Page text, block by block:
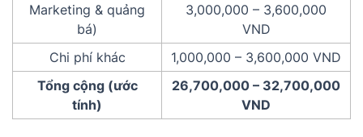
Marketing & quảng
bá)
3,000,000 – 3,600,000
VND
Chi phí khác
1,000,000 – 3,600,000 VND
Tổng cộng (ước
tính)
26,700,000 – 32,700,000
VND